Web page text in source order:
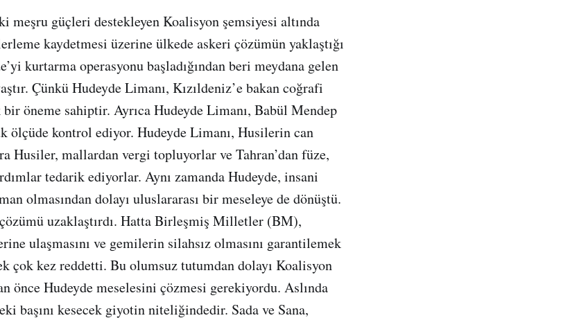
meşru güçleri destekleyen Koalisyon şemsiyesi altında
kaydetmesi üzerine ülkede askeri çözümün yaklaştığı
kurtarma operasyonu başladığından beri meydana gelen
Çünkü Hudeyde Limanı, Kızıldeniz’e bakan coğrafi
öneme sahiptir. Ayrıca Hudeyde Limanı, Babül Mendep
ölçüde kontrol ediyor. Hudeyde Limanı, Husilerin can
Husiler, mallardan vergi topluyorlar ve Tahran’dan füze,
tedarik ediyorlar. Aynı zamanda Hudeyde, insani
olmasından dolayı uluslararası bir meseleye de dönüştü.
uzaklaştırdı. Hatta Birleşmiş Milletler (BM),
ulaşmasını ve gemilerin silahsız olmasını garantilemek
çok kez reddetti. Bu olumsuz tutumdan dolayı Koalisyon
önce Hudeyde meselesini çözmesi gerekiyordu. Aslında
başını kesecek giyotin niteliğindedir. Sada ve Sana,